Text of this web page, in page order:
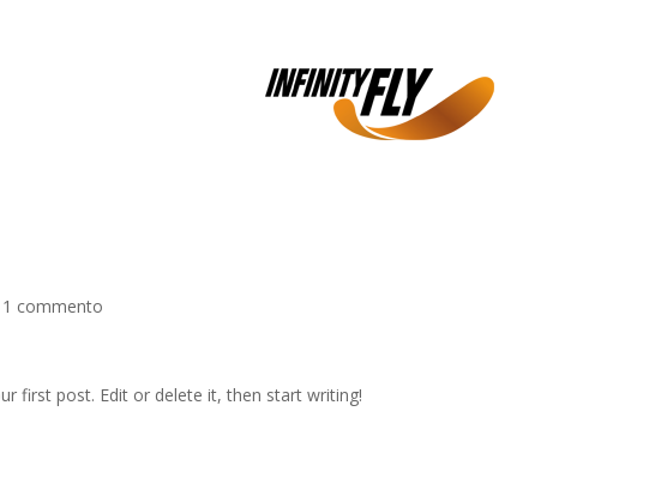
1 commento
first post. Edit or delete it, then start writing!